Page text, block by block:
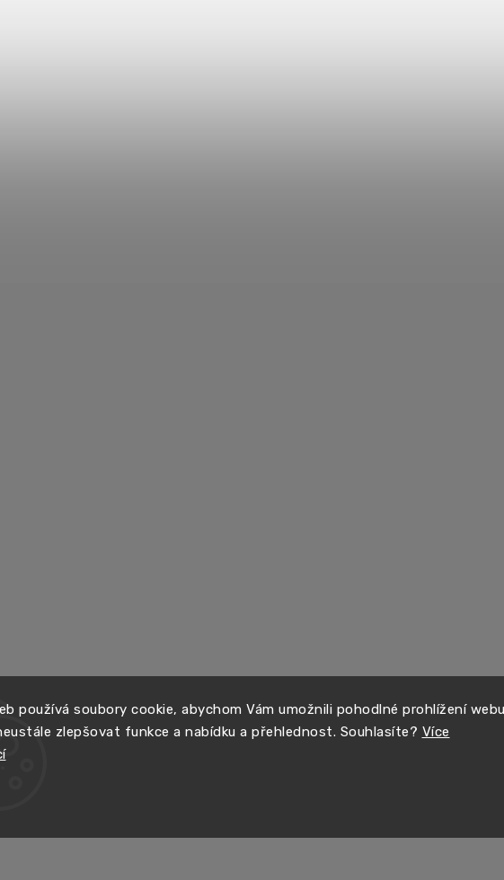
používá soubory cookie, abychom Vám umožnili pohodlné prohlížení webu
zlepšovat funkce a nabídku a přehlednost. Souhlasíte? Více